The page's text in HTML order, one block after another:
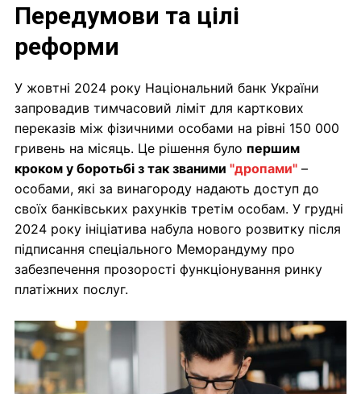
Передумови та цілі
реформи
У жовтні 2024 року Національний банк України
запровадив тимчасовий ліміт для карткових
переказів між фізичними особами на рівні 150 000
гривень на місяць. Це рішення було першим
кроком у боротьбі з так званими "дропами" –
особами, які за винагороду надають доступ до
своїх банківських рахунків третім особам. У грудні
2024 року ініціатива набула нового розвитку після
підписання спеціального Меморандуму про
забезпечення прозорості функціонування ринку
платіжних послуг.